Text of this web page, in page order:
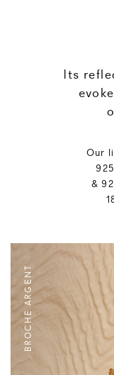
Its
Our
&
BROCHE ARGENT